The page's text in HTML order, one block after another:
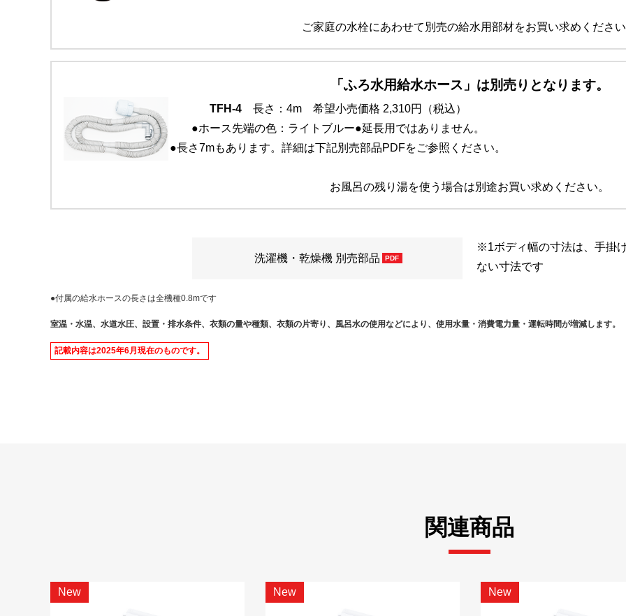
ご家庭の水栓にあわせて別売の給水用部材をお買い求めくださ
「ふろ水用給水ホース」は別売りとなります。
TFH-4 長さ：4m 希望小売価格 2,310円（税込）
●ホース先端の色：ライトブルー●延長用ではありません。
●長さ7mもあります。詳細は下記別売部品PDFをご参照ください。
お風呂の残り湯を使う場合は別途お買い求めください。
洗濯機・乾燥機 別売部品
※1ボディ幅の寸法は、手掛
ない寸法です
●付属の給水ホースの長さは全機種0.8mです
室温・水温、水道水圧、設置・排水条件、衣類の量や種類、衣類の片寄り、風呂水の使用などにより、使用水量・消費電力量・運転時間が増減します。
記載内容は2025年6月現在のものです。
関連商品
New New New